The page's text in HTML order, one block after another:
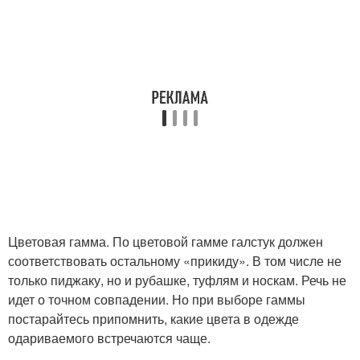
Цветовая гамма. По цветовой гамме галстук должен
соответствовать остальному «прикиду». В том числе не
только пиджаку, но и рубашке, туфлям и носкам. Речь не
идет о точном совпадении. Но при выборе гаммы
постарайтесь припомнить, какие цвета в одежде
одариваемого встречаются чаще.